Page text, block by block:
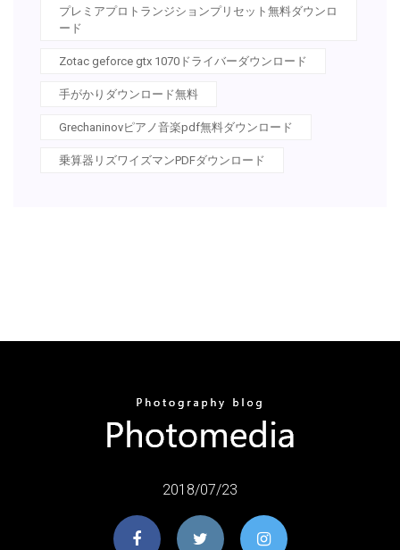
プレミアプロトランジションプリセット無料ダウンロ
ード
Zotac geforce gtx 1070ドライバーダウンロード
手がかりダウンロード無料
Grechaninovピアノ音楽pdf無料ダウンロード
乗算器リズワイズマンPDFダウンロード
2018/07/23